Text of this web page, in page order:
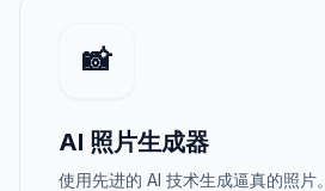
📸
AI 照片生成器
使用先进的 AI 技术生成逼真的照片。